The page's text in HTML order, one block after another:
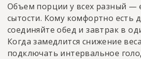
Объем порции у всех разный —
сытости. Кому комфортно есть
соединяйте обед и завтрак в
Когда замедлится снижение
подключать интервальное